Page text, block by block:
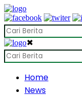
✖
Home
News